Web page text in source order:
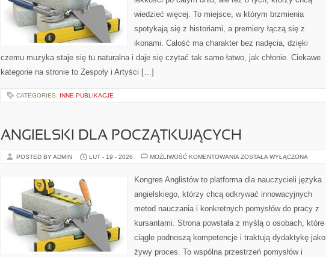
wiedzieć więcej. To miejsce, w którym brzmienia
spotykają się z historiami, a premiery łączą się z
ikonami. Całość ma charakter bez nadęcia, dzięki
czemu muzyka staje się tu naturalna i daje się czytać tak samo łatwo, jak chłonie. Ciekawe
kategorie na stronie to Zespoły i Artyści […]
CATEGORIES: INNE PUBLIKACJE
ANGIELSKI DLA POCZĄTKUJĄCYCH
POSTED BY ADMIN LUT - 19 - 2026 MOŻLIWOŚĆ KOMENTOWANIA ANGIELSKI
ZOSTAŁA WYŁĄCZONA
Kongres Anglistów to platforma dla nauczycieli języka
angielskiego, którzy chcą odkrywać innowacyjnych
metod nauczania i konkretnych pomysłów do pracy z
kursantami. Strona powstała z myślą o osobach, które
ciągle podnoszą kompetencje i traktują dydaktykę jako
żywy proces. To wspólna przestrzeń pomysłów i